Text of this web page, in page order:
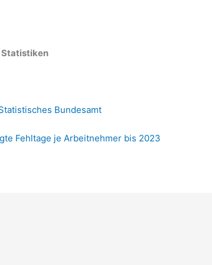
Bundesamt
Fehltage je Arbeitnehmer bis 2023